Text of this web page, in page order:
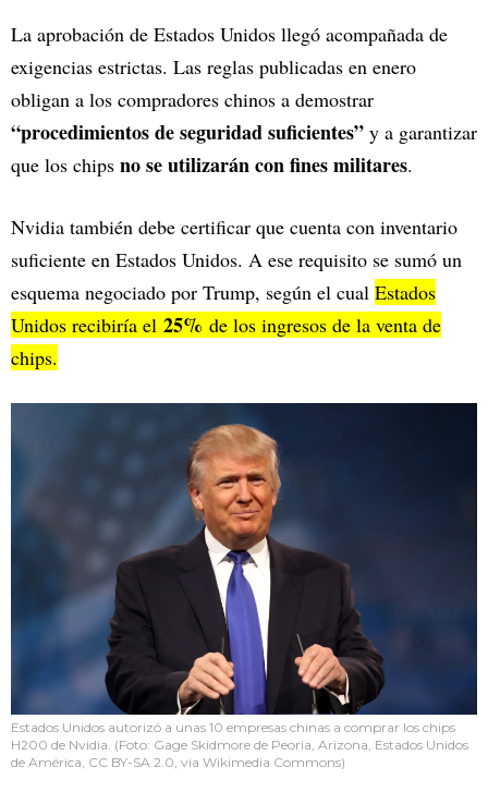
La aprobación de Estados Unidos llegó acompañada de
exigencias estrictas. Las reglas publicadas en enero
obligan a los compradores chinos a demostrar
“procedimientos de seguridad suficientes” y a garantizar
que los chips no se utilizarán con fines militares.
Nvidia también debe certificar que cuenta con inventario
suficiente en Estados Unidos. A ese requisito se sumó un
esquema negociado por Trump, según el cual Estados
Unidos recibiría el 25% de los ingresos de la venta de
chips.
Estados Unidos autorizó a unas 10 empresas chinas a comprar los chips
H200 de Nvidia. (Foto: Gage Skidmore de Peoria, Arizona, Estados Unidos
de América, CC BY-SA 2.0, via Wikimedia Commons)